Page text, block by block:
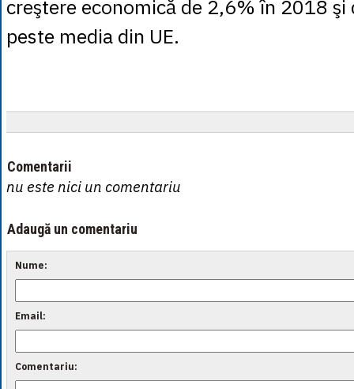
creştere economică de 2,6% în 2018
peste media din UE.
Comentarii
nu este nici un comentariu
Adaugă un comentariu
Nume:
Email:
Comentariu: